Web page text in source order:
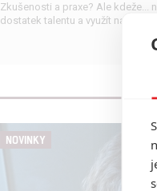
Zkušenosti a praxe? Ale kdeže...
dostatek talentu a využít nabízené
NOVINKY